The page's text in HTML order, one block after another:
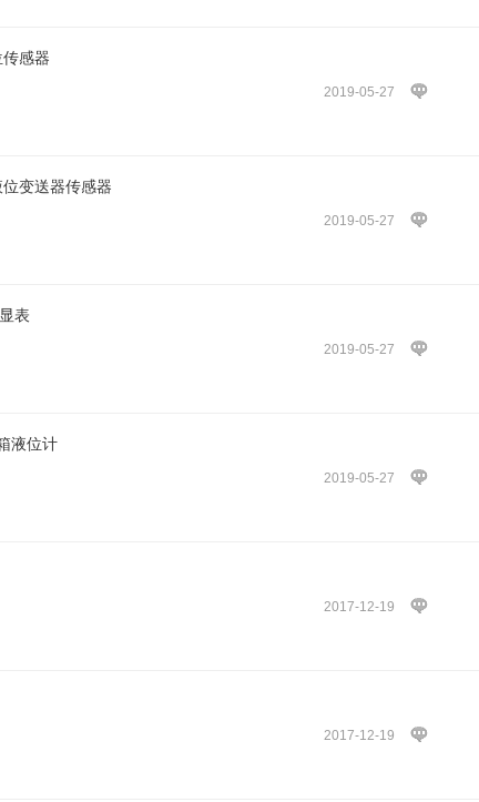
感器
2019-05-27
变送器传感器
2019-05-27
表
2019-05-27
液位计
2019-05-27
2017-12-19
2017-12-19